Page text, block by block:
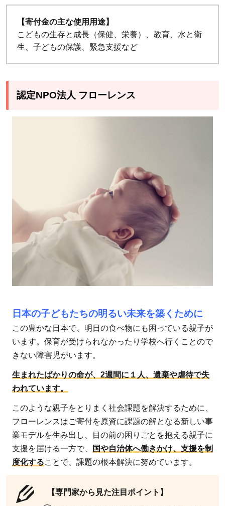
【寄付金の主な使用用途】
こどもの生存と成長（保健、栄養）、教育、水と衛
生、子どもの保護、緊急支援など
認定NPO法人 フローレンス
日本の子どもたちの明るい未来を築くために
この豊かな日本で、明日の食べ物にも困っている親子が
います。保育が受けられなかったり学校へ行くことので
きない障害児がいます。
生まれたばかりの命が、2週間に１人、遺棄や虐待で失
われています。
このような親子をとりまく社会課題を解決するために、
フローレンスはご寄付を原資に課題の解となる新しい事
業モデルを生み出し、目の前の困りごとを抱える親子に
支援を届ける一方で、
国や自治体へ働きかけ、支援を制
度化することで、課題の根本解決に努めています。
【専門家から見た注目ポイント】